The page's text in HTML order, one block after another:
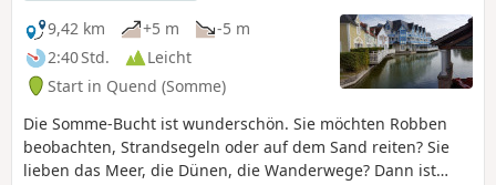
9,42 km
+5 m
-5 m
2:40 Std.
Leicht
Start in Quend (Somme)
Die Somme-Bucht ist wunderschön. Sie möchten Robben
beobachten, Strandsegeln oder auf dem Sand reiten? Sie
lieben das Meer, die Dünen, die Wanderwege? Dann ist